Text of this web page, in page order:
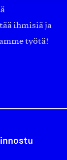
ihmisiä ja
työtä!